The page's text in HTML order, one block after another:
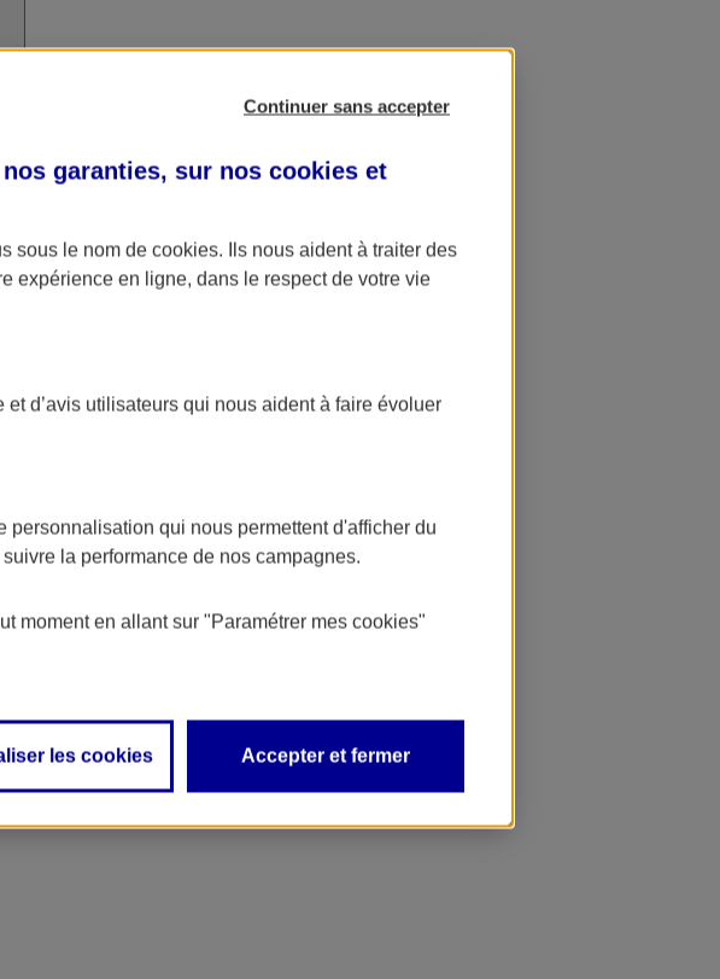
Continuer sans accepter
garanties, sur nos cookies et
sous le nom de cookies. Ils nous aident à traiter des
expérience en ligne, dans le respect de votre vie
et d’avis utilisateurs qui nous aident à faire évoluer
personnalisation qui nous permettent d'afficher du
la performance de nos campagnes.
moment en allant sur "Paramétrer mes cookies"
les cookies Accepter et fermer